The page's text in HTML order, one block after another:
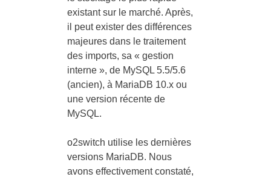
existant sur le marché. Après,
il peut exister des différences
majeures dans le traitement
des imports, sa « gestion
interne », de MySQL 5.5/5.6
(ancien), à MariaDB 10.x ou
une version récente de
MySQL.
o2switch utilise les dernières
versions MariaDB. Nous
avons effectivement constaté,